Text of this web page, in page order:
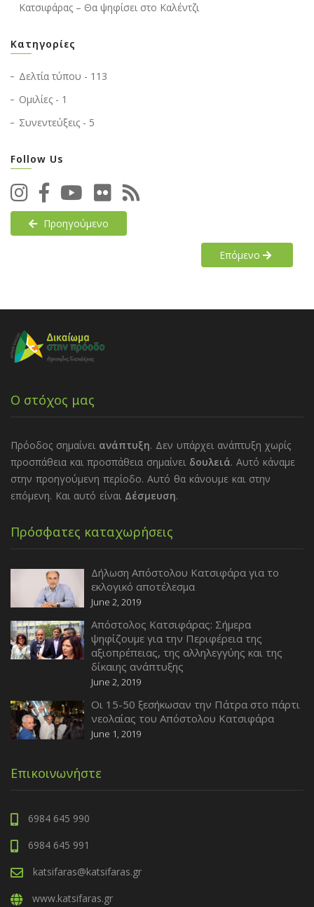
Κατσιφάρας – Θα ψηφίσει στο Καλέντζι
Κατηγορίες
Δελτία τύπου - 113
Ομιλίες - 1
Συνεντεύξεις - 5
Follow Us
Προηγούμενο
Επόμενο
Ο στόχος μας
Πρόοδος σημαίνει ανάπτυξη. Δεν υπάρχει ανάπτυξη χωρίς
προσπάθεια και προσπάθεια σημαίνει δουλειά. Αυτό κάναμε
στην προηγούμενη περίοδο. Αυτό θα κάνουμε και στην
επόμενη. Και αυτό είναι Δέσμευση.
Πρόσφατες καταχωρήσεις
Δήλωση Απόστολου Κατσιφάρα για το
εκλογικό αποτέλεσμα
June 2, 2019
Απόστολος Κατσιφάρας: Σήμερα
ψηφίζουμε για την Περιφέρεια της
αξιοπρέπειας, της αλληλεγγύης και της
δίκαιης ανάπτυξης
June 2, 2019
Οι 15-50 ξεσήκωσαν την Πάτρα στο πάρτι
νεολαίας του Απόστολου Κατσιφάρα
June 1, 2019
Επικοινωνήστε
6984 645 990
6984 645 991
katsifaras@katsifaras.gr
www.katsifaras.gr